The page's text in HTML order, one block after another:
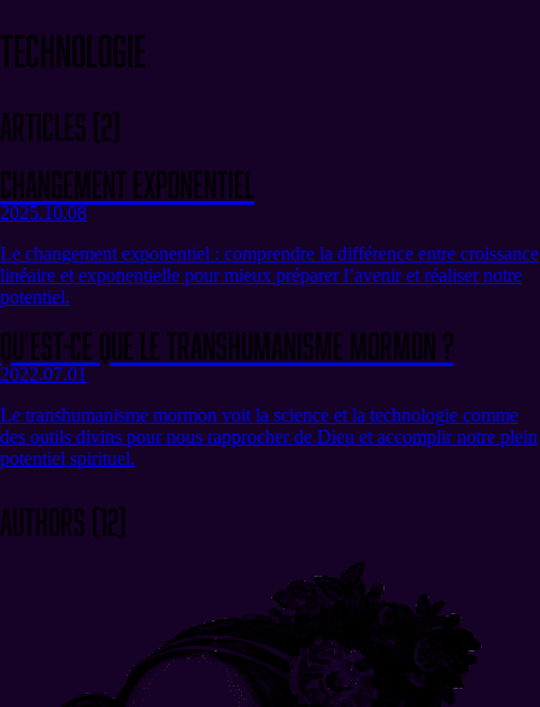
technologie
Articles (2)
Changement exponentiel
2025.10.08
Le changement exponentiel : comprendre la différence entre croissance
linéaire et exponentielle pour mieux préparer l’avenir et réaliser notre
potentiel.
Qu’est-ce que le Transhumanisme Mormon ?
2022.07.01
Le transhumanisme mormon voit la science et la technologie comme
des outils divins pour nous rapprocher de Dieu et accomplir notre plein
potentiel spirituel.
Authors (12)